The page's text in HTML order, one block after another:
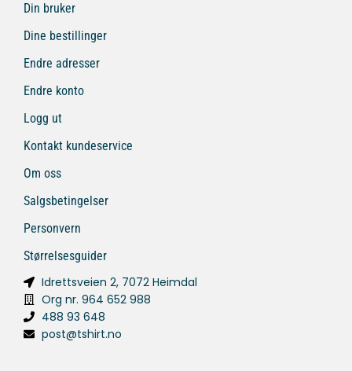
Din bruker
Dine bestillinger
Endre adresser
Endre konto
Logg ut
Kontakt kundeservice
Om oss
Salgsbetingelser
Personvern
Størrelsesguider
Idrettsveien 2, 7072 Heimdal
Org nr. 964 652 988
488 93 648
post@tshirt.no